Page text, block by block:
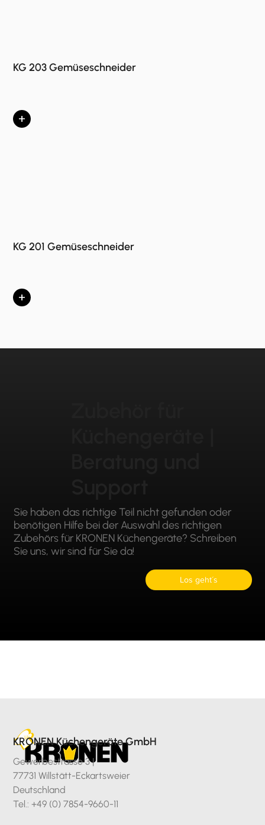
KG 203 Gemüseschneider
+
KG 201 Gemüseschneider
+
Sie haben das richtige Teil nicht gefunden oder
benötigen Hilfe bei der Auswahl des richtigen
Zubehörs für KRONEN Küchengeräte? Schreiben
Sie uns, wir sind für Sie da!
Los geht´s
KRONEN Küchengeräte GmbH
Gewerbestrasse 3 |
77731 Willstätt-Eckartsweier
Deutschland
Tel.: +49 (0) 7854-9660-11